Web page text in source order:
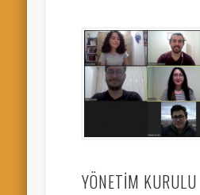
YÖNETİM KURULU